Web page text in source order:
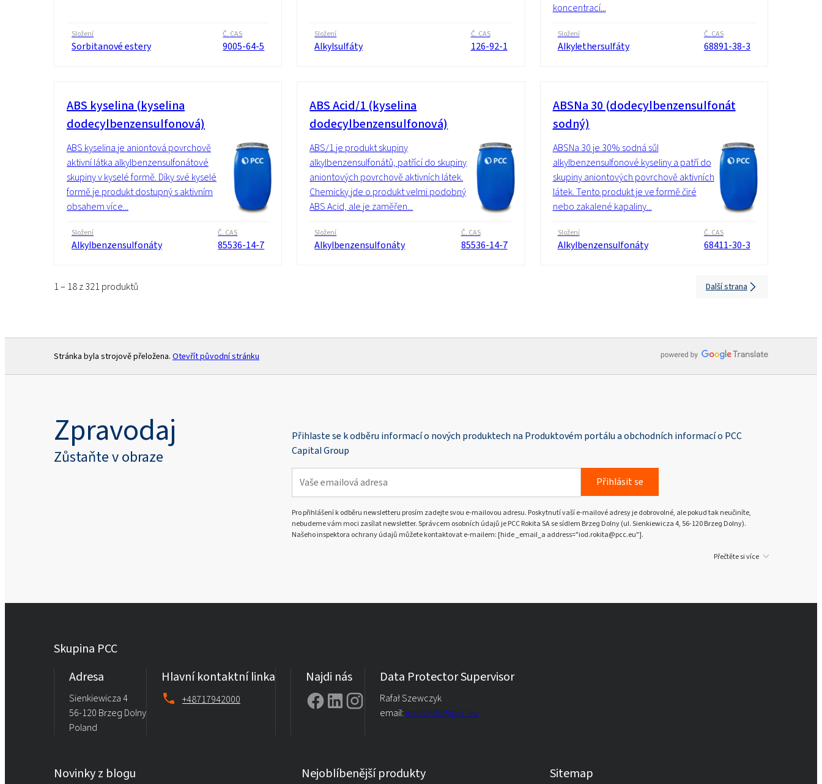
Složení
Sorbitanové estery
Č. CAS
9005-64-5
Složení
Alkylsulfáty
Č. CAS
126-92-1
koncentrací...
Složení
Alkylethersulfáty
Č. CAS
68891-38-3
ABS kyselina (kyselina
dodecylbenzensulfonová)
ABS kyselina je aniontová povrchově
aktivní látka alkylbenzensulfonátové
skupiny v kyselé formě. Díky své kyselé
formě je produkt dostupný s aktivním
obsahem více...
Složení
Alkylbenzensulfonáty
Č. CAS
85536-14-7
ABS Acid/1 (kyselina
dodecylbenzensulfonová)
ABS/1 je produkt skupiny
alkylbenzensulfonátů, patřící do skupiny
aniontových povrchově aktivních látek.
Chemicky jde o produkt velmi podobný
ABS Acid, ale je zaměřen...
Složení
Alkylbenzensulfonáty
Č. CAS
85536-14-7
ABSNa 30 (dodecylbenzensulfonát
sodný)
ABSNa 30 je 30% sodná sůl
alkylbenzensulfonové kyseliny a patří do
skupiny aniontových povrchově aktivních
látek. Tento produkt je ve formě čiré
nebo zakalené kapaliny...
Složení
Alkylbenzensulfonáty
Č. CAS
68411-30-3
1 – 18 z 321 produktů Další strana
Stránka byla strojově přeložena. Otevřít původní stránku
Zpravodaj
Zůstaňte v obraze
Přihlaste se k odběru informací o nových produktech na Produktovém portálu a obchodních informací o PCC
Capital Group
Přihlásit se
Pro přihlášení k odběru newsletteru prosím zadejte svou e-mailovou adresu. Poskytnutí vaší e-mailové adresy je dobrovolné, ale pokud tak neučiníte,
nebudeme vám moci zasílat newsletter. Správcem osobních údajů je PCC Rokita SA se sídlem Brzeg Dolny (ul. Sienkiewicza 4, 56-120 Brzeg Dolny).
Našeho inspektora ochrany údajů můžete kontaktovat e-mailem: [hide _email_a address="iod.rokita@pcc.eu"].
Přečtěte si více
Skupina PCC
Adresa
Sienkiewicza 4
56-120 Brzeg Dolny
Poland
Hlavní kontaktní linka
+48717942000
Najdi nás Data Protector Supervisor
Rafał Szewczyk
email: iod.rokita@pcc.eu
Novinky z blogu Nejoblíbenější produkty Sitemap